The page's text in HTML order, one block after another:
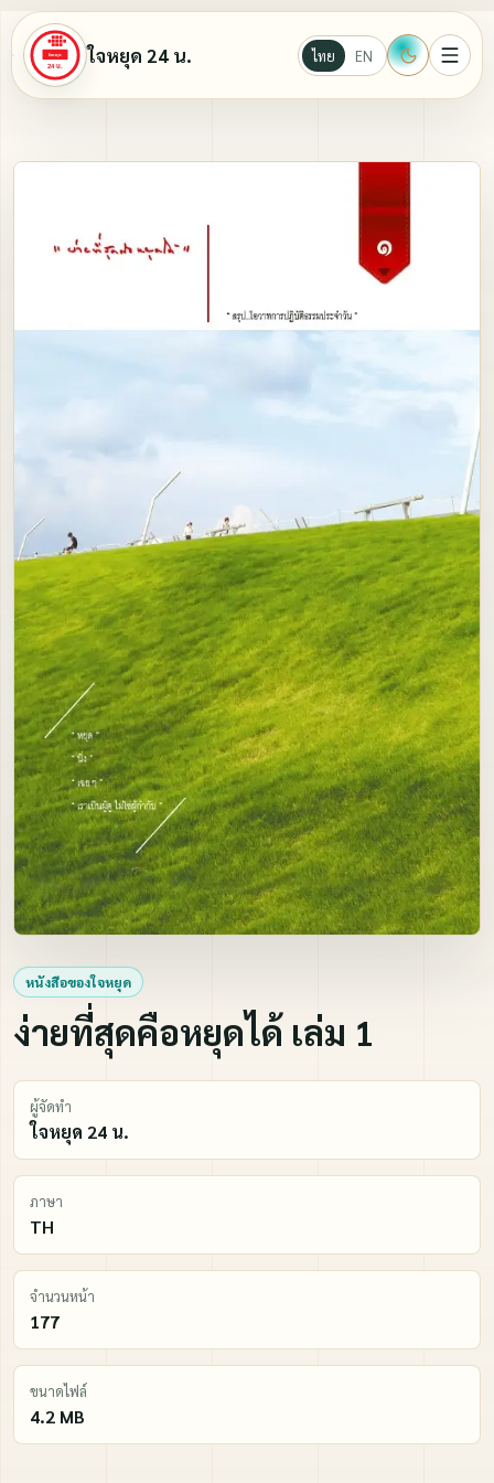
ใจหยุด 24 น. ไทย EN
ภาพนิ่ง
ติดต่อ
หนังสือของใจหยุด
ง่ายที่สุดคือหยุดได้ เล่ม 1
ผู้จัดทำ
ใจหยุด 24 น.
ภาษา
TH
จำนวนหน้า
177
ขนาดไฟล์
4.2 MB